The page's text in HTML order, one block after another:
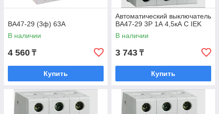
ВА47-29 (3ф) 63А
В наличии
4 560 ₸
Купить
Автоматический выключатель
ВА47-29 3Р 1А 4,5кА С IEK
В наличии
3 743 ₸
Купить